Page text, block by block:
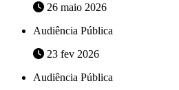
26 maio 2026
Audiência Pública
23 fev 2026
Audiência Pública